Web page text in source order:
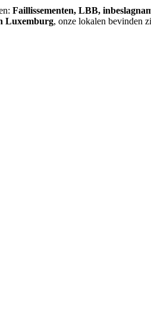
Faillissementen, LBB,
Luxemburg, onze lokalen bevinden